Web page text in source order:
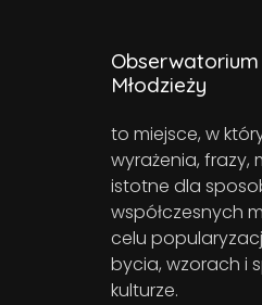
Młodzieży
to miejsce, w
wyrażenia, frazy,
istotne dla
współczesnych
celu
bycia, wzorach i
kulturze.